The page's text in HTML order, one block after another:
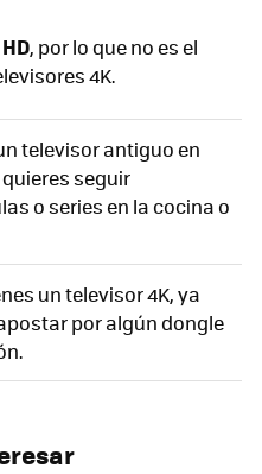
, por lo que no es el
4K.
televisor antiguo en
seguir
o series en la cocina o
un televisor 4K, ya
por algún dongle